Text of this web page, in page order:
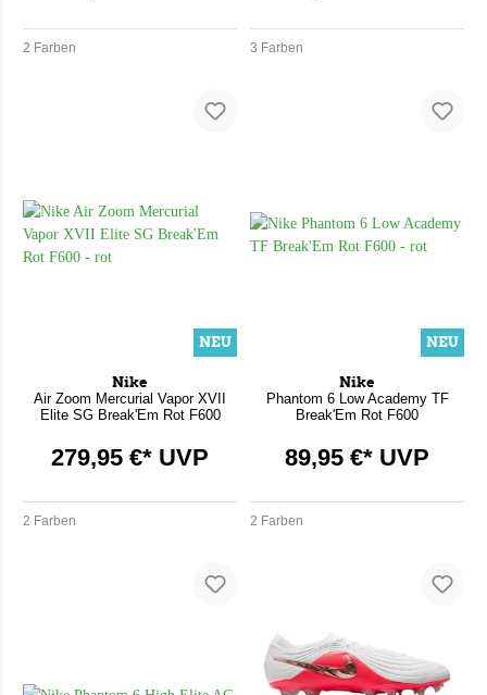
2 Farben 3 Farben
NEU
Nike
Air Zoom Mercurial Vapor XVII
Elite SG Break'Em Rot F600
279,95 €* UVP
2 Farben
NEU
Nike
Phantom 6 Low Academy TF
Break'Em Rot F600
89,95 €* UVP
2 Farben